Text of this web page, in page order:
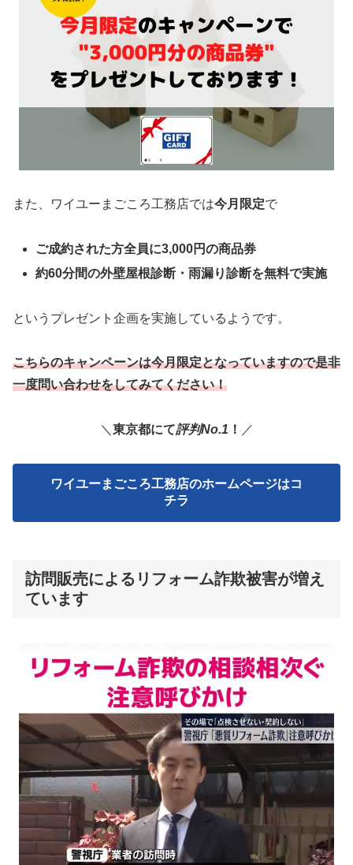
また、ワイユーまごころ工務店では今月限定で
ご成約された方全員に3,000円の商品券
約60分間の外壁屋根診断・雨漏り診断を無料で実施
というプレゼント企画を実施しているようです。
こちらのキャンペーンは今月限定となっていますので是非
一度問い合わせをしてみてください！
＼ 東京都にて評判No.1 ！ ／
ワイユーまごころ工務店のホームページはコ
チラ
訪問販売によるリフォーム詐欺被害が増え
ています